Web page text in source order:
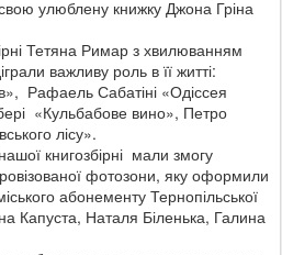
улюблену книжку Джона Гріна
Тетяна Римар з хвилюванням
важливу роль в її житті:
Рафаель Сабатіні «Одіссея
«Кульбабове вино», Петро
лісу».
нашої книгозбірні мали змогу
фотозони, яку оформили
абонементу Тернопільської
Капуста, Наталя Біленька, Галина